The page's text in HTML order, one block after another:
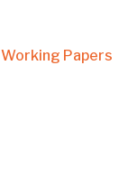
Working Papers